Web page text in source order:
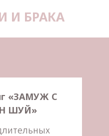
И БРАКА
«ЗАМУЖ С
ШУЙ»